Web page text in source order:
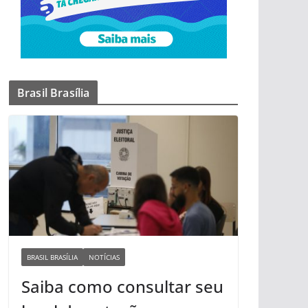
Brasil Brasília
BRASIL BRASÍLIA NOTÍCIAS
Saiba como consultar seu